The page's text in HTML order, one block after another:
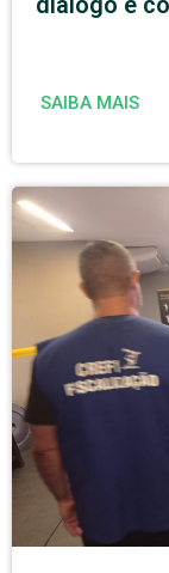
SAIBA MAIS